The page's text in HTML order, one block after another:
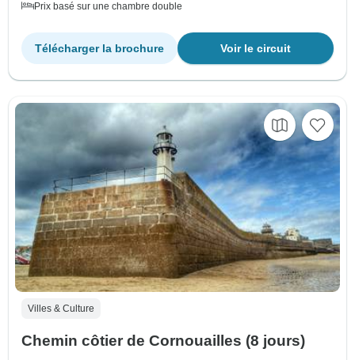
Prix basé sur une chambre double
Voir le circuit
Télécharger la brochure
Villes & Culture
Chemin côtier de Cornouailles (8 jours)